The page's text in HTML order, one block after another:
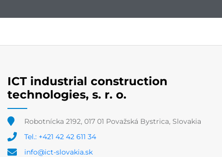
ICT industrial construction
technologies, s. r. o.
Robotnícka 2192, 017 01 Považská Bystrica, Slovakia
Tel.: +421 42 42 611 34
info@ict-slovakia.sk